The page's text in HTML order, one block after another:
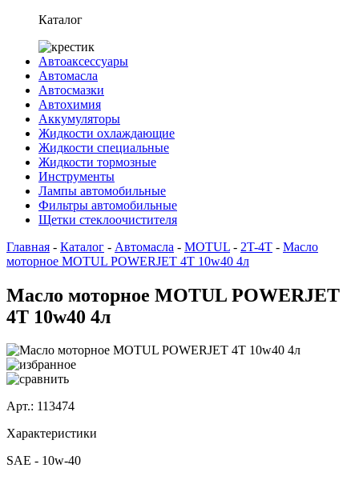
Каталог
Автоаксессуары
Автомасла
Автосмазки
Автохимия
Аккумуляторы
Жидкости охлаждающие
Жидкости специальные
Жидкости тормозные
Инструменты
Лампы автомобильные
Фильтры автомобильные
Щетки стеклоочистителя
Главная - Каталог - Автомасла - MOTUL - 2T-4T - Масло
моторное MOTUL POWERJET 4T 10w40 4л
Масло моторное MOTUL POWERJET
4T 10w40 4л
Арт.: 113474
Характеристики
SAE - 10w-40